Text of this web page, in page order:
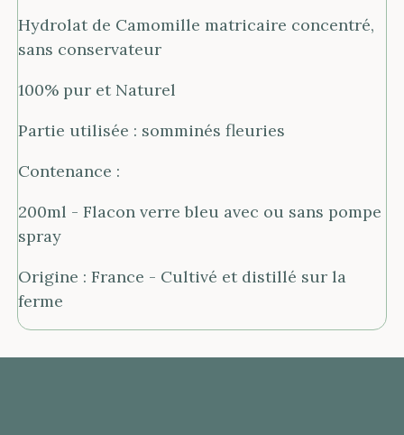
Hydrolat de Camomille matricaire concentré,
sans conservateur
100% pur et Naturel
Partie utilisée : somminés fleuries
Contenance :
200ml - Flacon verre bleu avec ou sans pompe
spray
Origine : France - Cultivé et distillé sur la
ferme